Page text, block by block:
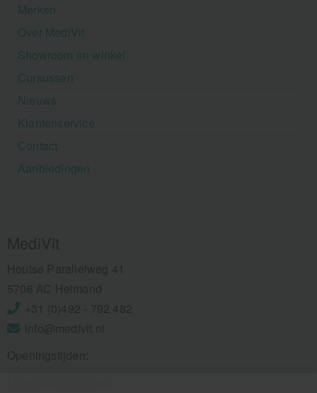
Merken
Over MediVit
Showroom en winkel
Cursussen
Nieuws
Klantenservice
Contact
Aanbiedingen